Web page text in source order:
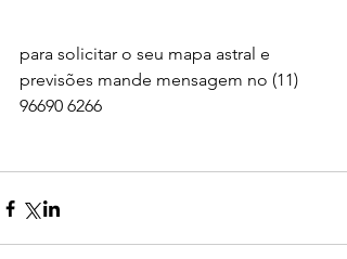
para solicitar o seu mapa astral e
previsões mande mensagem no (11)
96690 6266